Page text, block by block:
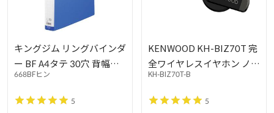
キングジム リングバインダ
ー BF A4タテ 30穴 背幅
42mm 青 668BFアオ
668BFヒン
5
KENWOOD KH-BIZ70T 完
全ワイヤレスイヤホン ノイ
ズキャンセリング機能 外音
取込み機能 マルチポイント
KH-BIZ70T-B
5